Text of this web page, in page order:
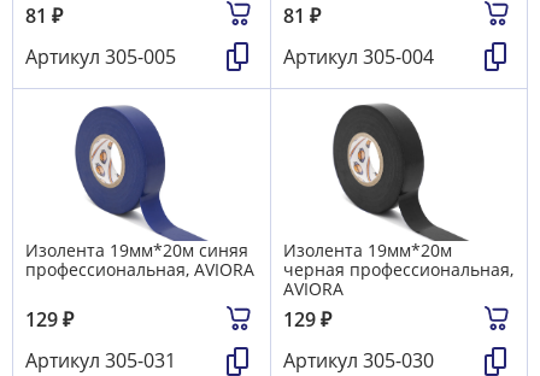
81 ₽
Артикул 305-005
81 ₽
Артикул 305-004
Изолента 19мм*20м синяя
профессиональная, AVIORA
129₽
Артикул 305-031
Изолента 19мм*20м
черная профессиональная,
AVIORA
129₽
Артикул 305-030